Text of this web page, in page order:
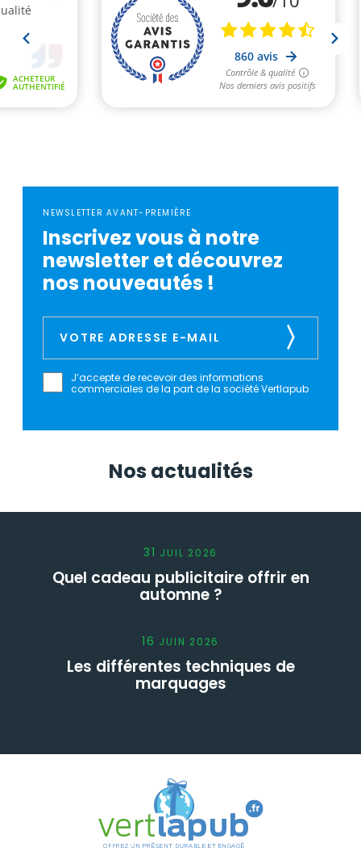
NEWSLETTER AVANT-PREMIÈRE
Inscrivez vous à notre
newsletter et découvrez
nos nouveautés !
J’accepte de recevoir des informations
commerciales de la part de la société Vertlapub
Nos actualités
31 JUIL 2026
Quel cadeau publicitaire offrir en
automne ?
16 JUIN 2026
Les différentes techniques de
marquages